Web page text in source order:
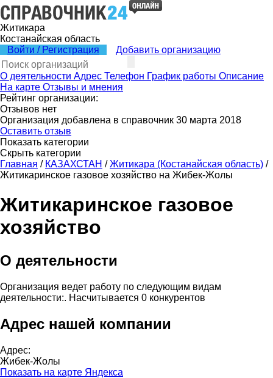
Житикара
Костанайская область
Войти / Регистрация
Добавить организацию
О деятельности Адрес Телефон График работы Описание
На карте Отзывы и мнения
Рейтинг организации:
Отзывов нет
Организация добавлена в справочник 30 марта 2018
Оставить отзыв
Показать категории
Скрыть категории
Главная / КАЗАХСТАН / Житикара (Костанайская область) /
Житикаринское газовое хозяйство на Жибек-Жолы
Житикаринское газовое
хозяйство
О деятельности
Организация ведет работу по следующим видам
деятельности:. Насчитывается 0 конкурентов
Адрес нашей компании
Адрес:
Жибек-Жолы
Показать на карте Яндекса